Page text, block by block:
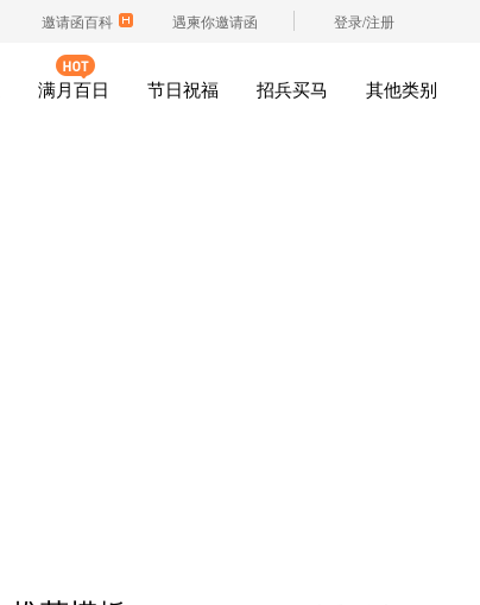
邀请函百科 遇柬你邀请函 登录/注册
满月百日 节日祝福 招兵买马 其他类别